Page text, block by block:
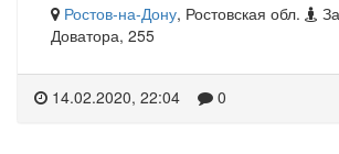
Ростов-на-Дону, Ростовская обл.
Доватора, 255
14.02.2020, 22:04 0